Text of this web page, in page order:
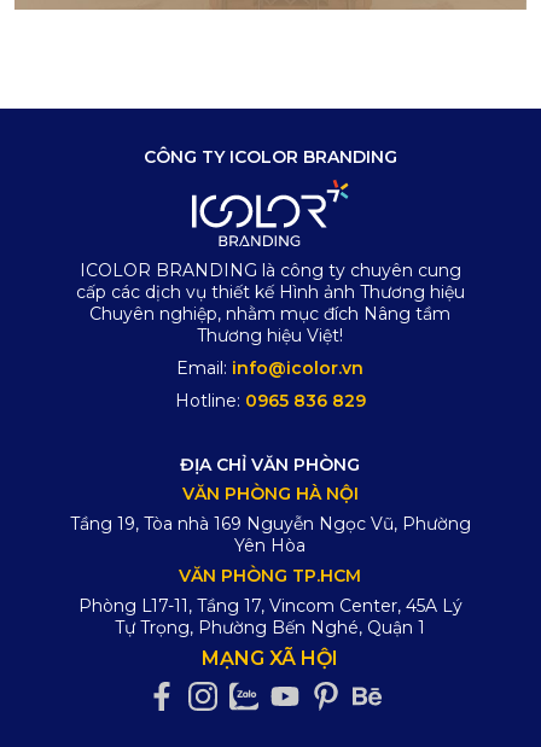
CÔNG TY ICOLOR BRANDING
ICOLOR BRANDING là công ty chuyên cung
cấp các dịch vụ thiết kế Hình ảnh Thương hiệu
Chuyên nghiệp, nhằm mục đích Nâng tầm
Thương hiệu Việt!
Email: info@icolor.vn
Hotline: 0965 836 829
ĐỊA CHỈ VĂN PHÒNG
VĂN PHÒNG HÀ NỘI
Tầng 19, Tòa nhà 169 Nguyễn Ngọc Vũ, Phường
Yên Hòa
VĂN PHÒNG TP.HCM
Phòng L17-11, Tầng 17, Vincom Center, 45A Lý
Tự Trọng, Phường Bến Nghé, Quận 1
MẠNG XÃ HỘI